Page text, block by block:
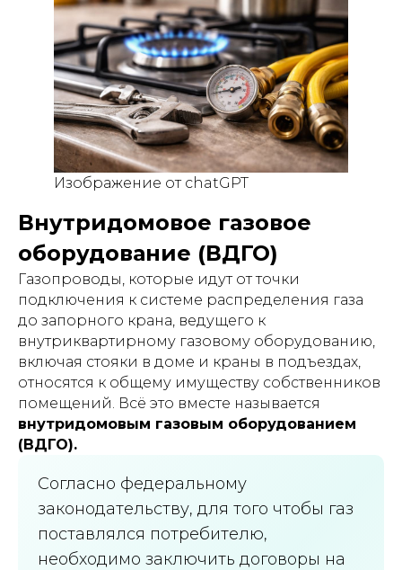
Изображение от chatGPT
Внутридомовое газовое
оборудование (ВДГО)
Газопроводы, которые идут от точки
подключения к системе распределения газа
до запорного крана, ведущего к
внутриквартирному газовому оборудованию,
включая стояки в доме и краны в подъездах,
относятся к общему имуществу собственников
помещений. Всё это вместе называется
внутридомовым газовым оборудованием
(ВДГО).
Согласно федеральному
законодательству, для того чтобы газ
поставлялся потребителю,
необходимо заключить договоры на